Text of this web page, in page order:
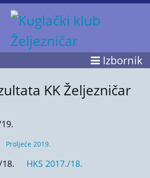
Izbornik
KK Željezničar
Proljeće 2019.
18. HKS 2017./18.